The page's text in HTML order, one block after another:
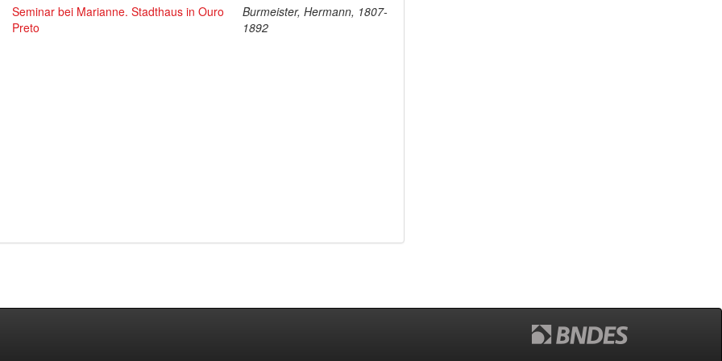
Seminar bei Marianne. Stadthaus in Ouro
Preto
Burmeister, Hermann, 1807-
1892